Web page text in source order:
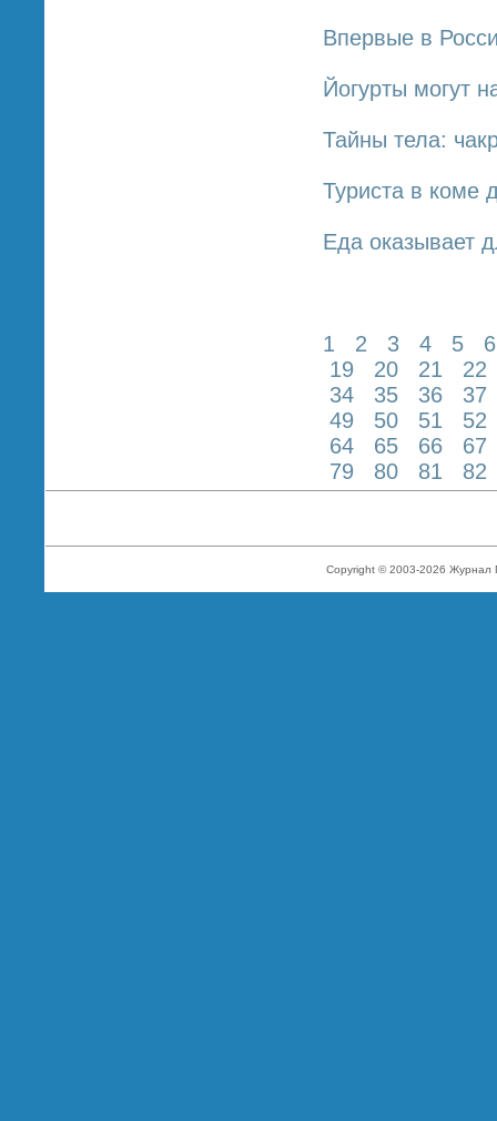
Впервые в
Йогурты могут
Тайны тела:
Туриста в коме
Еда оказывает
1 2 3 4 5
6
19
20 21
22
34
35 36
37
49
50 51
52
64
65 66
67
79
80 81 82
Copyright © 2003-2026 Журнал